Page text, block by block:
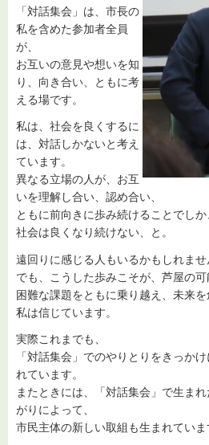
「対話集会」は、市長の
私を含めた参加者全員
が、
お互いの意見や想いを知
り、向き合い、ともに考
える場です。
私は、社会を良くするに
は、対話しかないと考え
ています。
異なる立場の人が、お互
いを理解し合い、認め合い、
ともに前向きに歩み続けることでしか
社会は良くなり続けない、と。
遠回りに感じる人もいるかもしれませ
でも、こうした歩みこそが、芦屋の可
困難な課題をともに乗り越え、未来を
私は信じています。
実際これまでも、
「対話集会」でのやりとりをきっか
れています。
またときには、「対話集会」で生ま
がりによって、
市民主体の新しい取組も生まれていま